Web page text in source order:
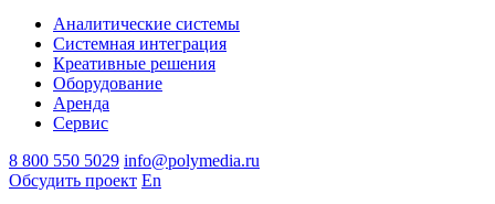
Аналитические системы
Системная интеграция
Креативные решения
Оборудование
Аренда
Сервис
8 800 550 5029 info@polymedia.ru
Обсудить проект En